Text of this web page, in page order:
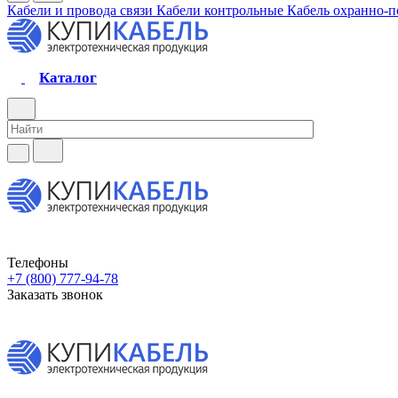
Кабели и провода связи Кабели контрольные Кабель охранно-
Каталог
Телефоны
+7 (800) 777-94-78
Заказать звонок